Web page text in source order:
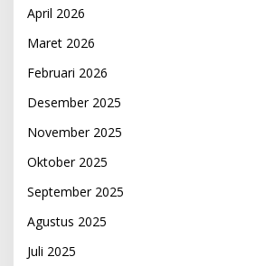
April 2026
Maret 2026
Februari 2026
Desember 2025
November 2025
Oktober 2025
September 2025
Agustus 2025
Juli 2025